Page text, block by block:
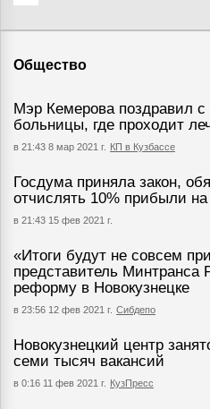
Общество
Мэр Кемерова поздравил с
больницы, где проходит
в 21:43 8 мар 2021 г. КП в Кузбассе
Госдума приняла закон,
отчислять 10% прибыли на
в 21:43 15 фев 2021 г.
«Итоги будут не совсем
представитель Минтранса
реформу в Новокузнецке
в 23:56 12 фев 2021 г. Сибдепо
Новокузнецкий центр
семи тысяч вакансий
в 0:16 11 фев 2021 г. КузПресс